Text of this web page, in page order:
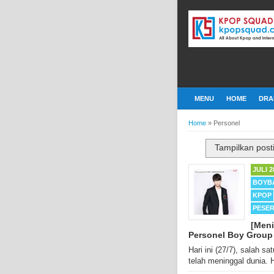
MENU HOME
Home » Personel
Tampilkan
JULI
KPOP
Personel Boy
Hari ini (27/7), salah
telah meninggal dunia.